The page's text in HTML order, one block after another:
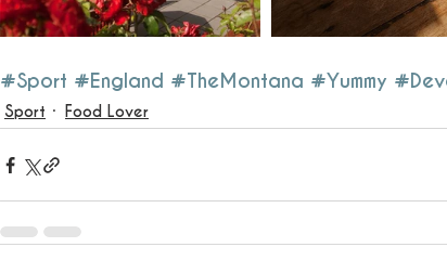
#Sport #England #TheMontana #Yummy
Sport Food Lover